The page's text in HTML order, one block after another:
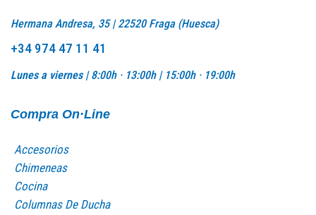
Hermana Andresa, 35 | 22520 Fraga (Huesca)
+34 974 47 11 41
Lunes a viernes |8:00h · 13:00h | 15:00h · 19:00h
Compra On·Line
Accesorios
Chimeneas
Cocina
Columnas De Ducha